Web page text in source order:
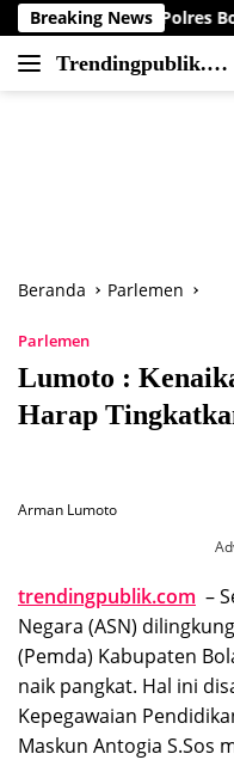
Langsung
ke
konten
Breaking News
Polres Bolmut
Trendingpublik.co
Berita
Beranda Parlemen
Parlemen
Lumoto :
Harap
Arman Lumoto
trendingpublik.com –
Negara (ASN)
(Pemda) Kabupaten
naik pangkat. Hal ini
Kepegawaian
Maskun Antogia S.Sos